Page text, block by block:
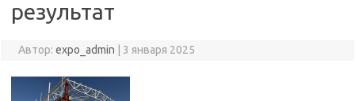
результат
Автор: expo_admin 3 января 2025